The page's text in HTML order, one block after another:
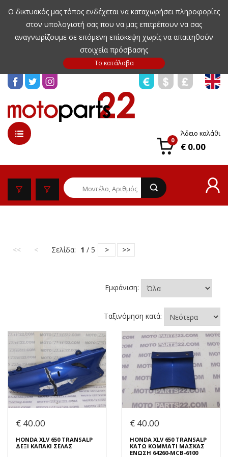
Ο δικτυακός μας τόπος ενδέχεται να καταχωρήσει πληροφορίες
στον υπολογιστή σας που να μας επιτρέπουν να σας
αναγνωρίζουμε σε επόμενη επίσκεψη χωρίς να απαιτηθούν
στοιχεία πρόσβασης
0
Άδειο καλάθι
€ 0.00
<< < Σελίδα: 1 / 5 > >>
Εμφάνιση:
Ταξινόμηση κατά:
€ 40.00
HONDA XLV 650 TRANSALP
ΔΕΞΙ ΚΑΠΑΚΙ ΣΕΛΑΣ
€ 40.00
HONDA XLV 650 TRANSALP
ΚΑΤΩ ΚΟΜΜΑΤΙ ΜΑΣΚΑΣ
ΕΝΩΣΗ 64260-MCB-6100